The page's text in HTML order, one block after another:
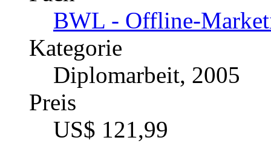
BWL - Offline-
Kategorie
Diplomarbeit, 2005
Preis
US$ 121,99